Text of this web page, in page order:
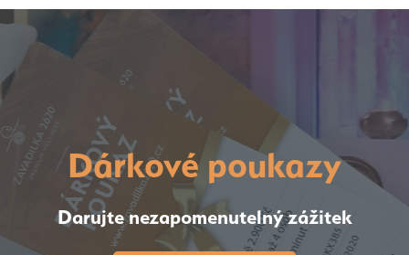
Dárkové poukazy
Darujte nezapomenutelný zážitek